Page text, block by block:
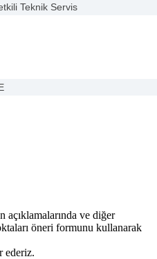
Teknik Servis
ve diğer
öneri formunu kullanarak
ederiz.